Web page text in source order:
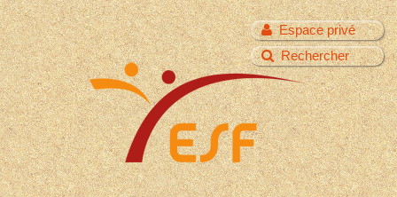
Espace privé
Rechercher